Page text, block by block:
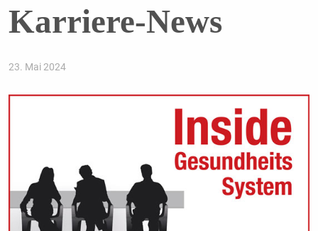
Karriere-News
23. Mai 2024